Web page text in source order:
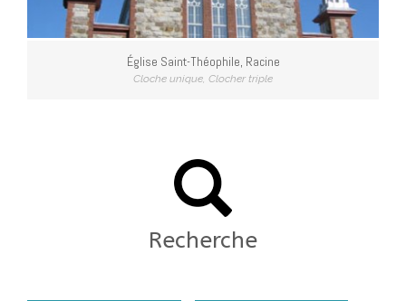
Église Saint-Théophile, Racine
Cloche unique Clocher triple
Recherche